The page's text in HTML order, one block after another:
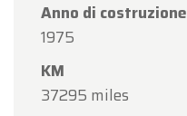
Anno di costruzione
1975
KM
37295 miles